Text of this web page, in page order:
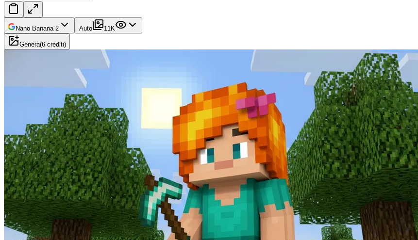
Nano Banana 2 Auto 1 1K
Genera(6 crediti)